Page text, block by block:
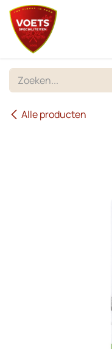
Overslaan naar inhoud
Alle producten